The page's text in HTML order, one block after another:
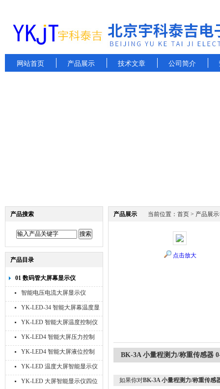
网站首页 产品展示 技术文章 公司简介
产品搜索
产品目录
01 数码管大屏幕显示仪
智能电压电流大屏显示仪
YK-LED-34 智能大屏幕温度显
示仪
YK-LED 智能大屏温度控制仪
YK-LED4 智能大屏压力控制
仪
YK-LED4 智能大屏液位控制
仪
YK-LED 温度大屏智能显示仪
四位十寸
YK-LED 大屏智能显示仪四位
产品展示 当前位置： 首页 > 产品展示
点击放大
BK-3A 小量程测力/称重传感器
如果你对BK-3A 小量程测力/称重传感